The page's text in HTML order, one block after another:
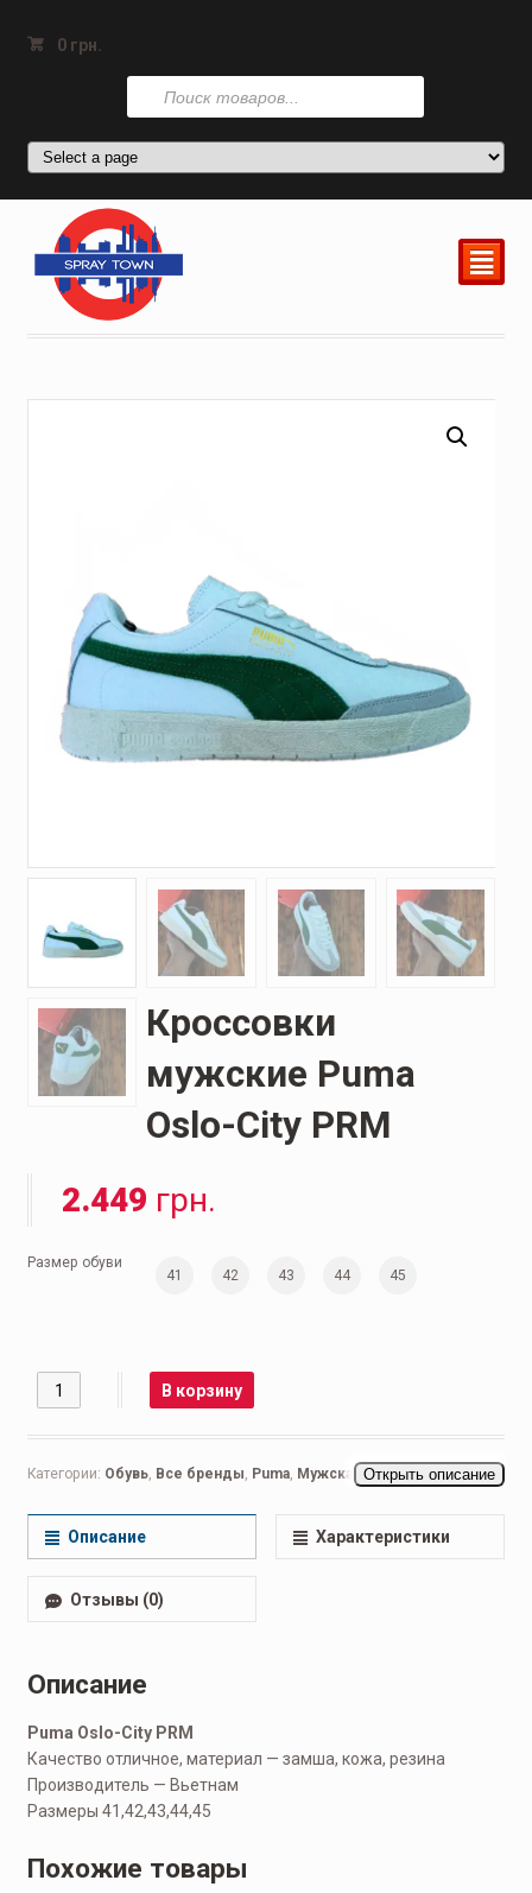
0 грн.
Поиск
товаров
²
Кроссовки
мужские Puma
Oslo-City PRM
2.449 грн.
Размер обуви
41 42 43 44 45
Количество В корзину
Категории: Обувь, Все бренды, Puma, Мужская обувь,Беговые
Открыть описание
Описание Характеристики
Отзывы (0)
Описание
Puma Oslo-City PRM
Качество отличное, материал — замша, кожа, резина
Производитель — Вьетнам
Размеры 41,42,43,44,45
Похожие товары